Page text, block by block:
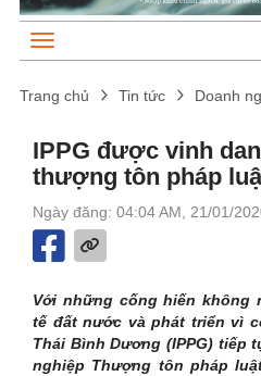
Trang chủ Tin tức Doanh
IPPG được vinh
thượng tôn pháp
Ngày đăng: 04:04 AM, 21/01/
Với những cống hiến không
tế đất nước và phát triển vì
Thái Bình Dương (IPPG) tiếp
nghiệp Thượng tôn pháp